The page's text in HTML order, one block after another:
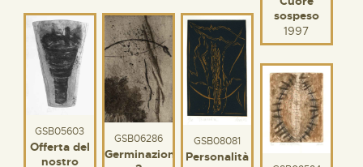
sospeso
1997
GSB05603
Offerta del
nostro
GSB06286
Germinazione
GSB08081
Personalità